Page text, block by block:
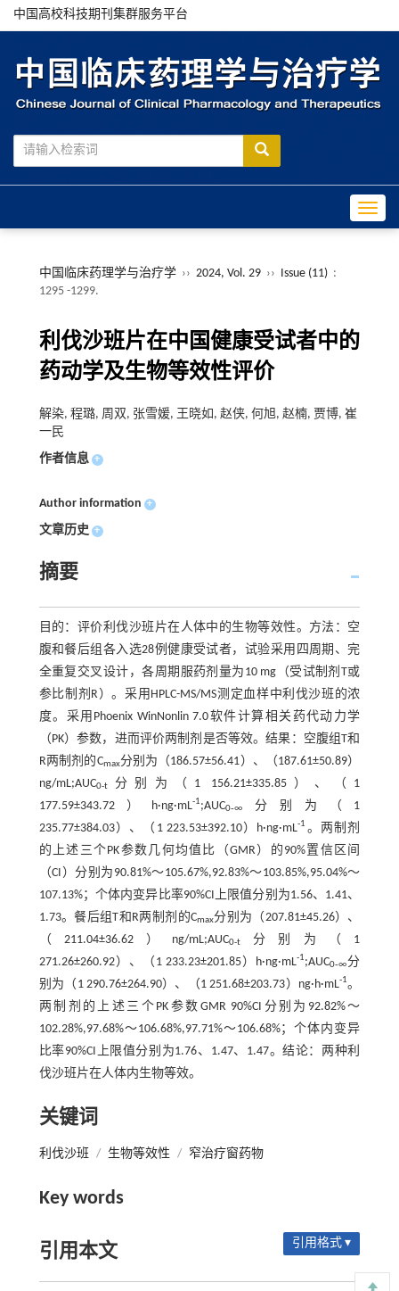
中国高校科技期刊集群服务平台
中国临床药理学与治疗学 ›› 2024, Vol. 29 ›› Issue (11) :
1295 -1299.
利伐沙班片在中国健康受试者中的
药动学及生物等效性评价
解染, 程璐, 周双, 张雪媛, 王晓如, 赵侠, 何旭, 赵楠, 贾博, 崔
一民
作者信息 +
Author information +
文章历史 +
摘要
目的：评价利伐沙班片在人体中的生物等效性。方法：空
腹和餐后组各入选28例健康受试者，试验采用四周期、完
全重复交叉设计，各周期服药剂量为10 mg（受试制剂T或
参比制剂R）。采用HPLC-MS/MS测定血样中利伐沙班的浓
度。采用Phoenix WinNonlin 7.0软件计算相关药代动力学
（PK）参数，进而评价两制剂是否等效。结果：空腹组T和
R两制剂的Cmax分别为（186.57±56.41）、（187.61±50.89）
ng/mL;AUC0-t分别为（1 156.21±335.85）、（1
177.59±343.72）h·ng·mL-1;AUC0‐∞
分别为（1
235.77±384.03）、（1 223.53±392.10）h·ng·mL-1 。两制剂
的上述三个PK参数几何均值比（GMR）的90%置信区间
（CI）分别为90.81%～105.67%,92.83%～103.85%,95.04%～
107.13%；个体内变异比率90%CI上限值分别为1.56、1.41、
1.73。餐后组T和R两制剂的Cmax分别为（207.81±45.26）、
（211.04±36.62）ng/mL;AUC0-t分别为（1
271.26±260.92）、（1 233.23±201.85）h·ng·mL-1;AUC0‐∞分
别为（1 290.76±264.90）、（1 251.68±203.73）ng·h·mL-1。
两制剂的上述三个PK参数GMR 90%CI分别为92.82%～
102.28%,97.68%～106.68%,97.71%～106.68%；个体内变异
比率90%CI上限值分别为1.76、1.47、1.47。结论：两种利
伐沙班片在人体内生物等效。
关键词
利伐沙班 / 生物等效性 / 窄治疗窗药物
Key words
引用本文 引用格式 ▾